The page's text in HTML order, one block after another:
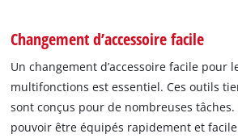
Changement d’accessoire facile
Un changement d’accessoire facile pour
multifonctions est essentiel. Ces outils
sont conçus pour de nombreuses
pouvoir être équipés rapidement et